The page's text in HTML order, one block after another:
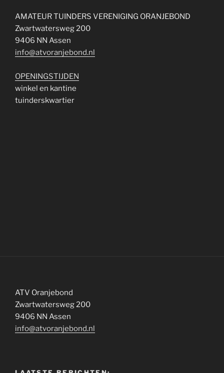
AMATEUR TUINDERS VERENIGING ORANJEBOND
Zwartwatersweg 200
9406 NN Assen
info@atvoranjebond.nl
OPENINGSTIJDEN
winkel en kantine
tuinderskwartier
ATV Oranjebond
Zwartwatersweg 200
9406 NN Assen
info@atvoranjebond.nl